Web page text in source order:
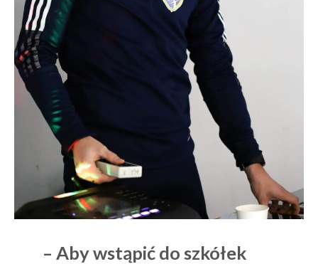
– Aby wstąpić do szkółek